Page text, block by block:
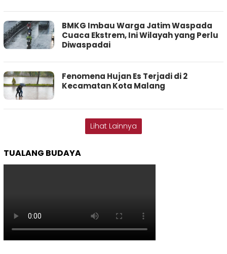
BMKG Imbau Warga Jatim Waspada
Cuaca Ekstrem, Ini Wilayah yang Perlu
Diwaspadai
Fenomena Hujan Es Terjadi di 2
Kecamatan Kota Malang
Lihat Lainnya
TUALANG BUDAYA